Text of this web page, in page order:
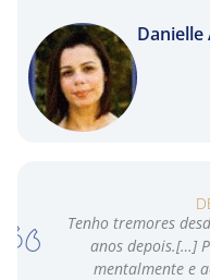
Danielle
Tenho tremores
anos depois.[…]
mentalmente e